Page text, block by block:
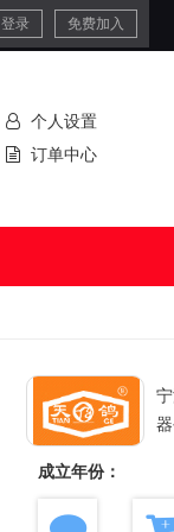
登录 免费加入
个人设置
订单中心
器
成立年份：